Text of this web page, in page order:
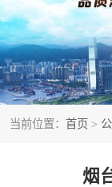
当前位置： 首页 >
烟
不锈钢管
管件标准件
不锈钢人孔
不锈钢角钢